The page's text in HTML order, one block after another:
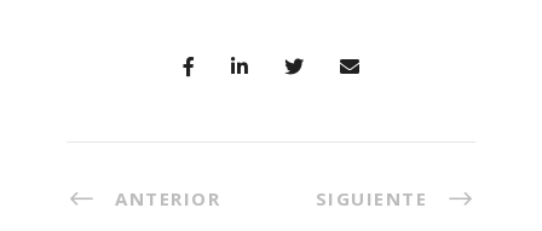
ANTERIOR SIGUIENTE